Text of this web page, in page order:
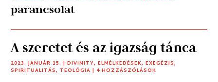
parancsolat
A szeretet és az igazság tánca
2023. JANUÁR 15. |DIVINITY,ELMÉLKEDÉSEK,EXEGÉZIS,
SPIRITUALITÁS, TEOLÓGIA | 4 HOZZÁSZÓLÁSOK